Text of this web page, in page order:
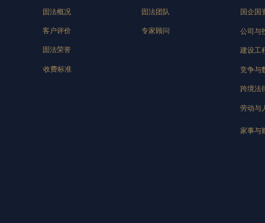
公司与
跨境法
建设工
竞争与
劳动与
国企国
客户评价
固法荣誉
固法概况
专家顾问
固法团队
家事与
收费标准